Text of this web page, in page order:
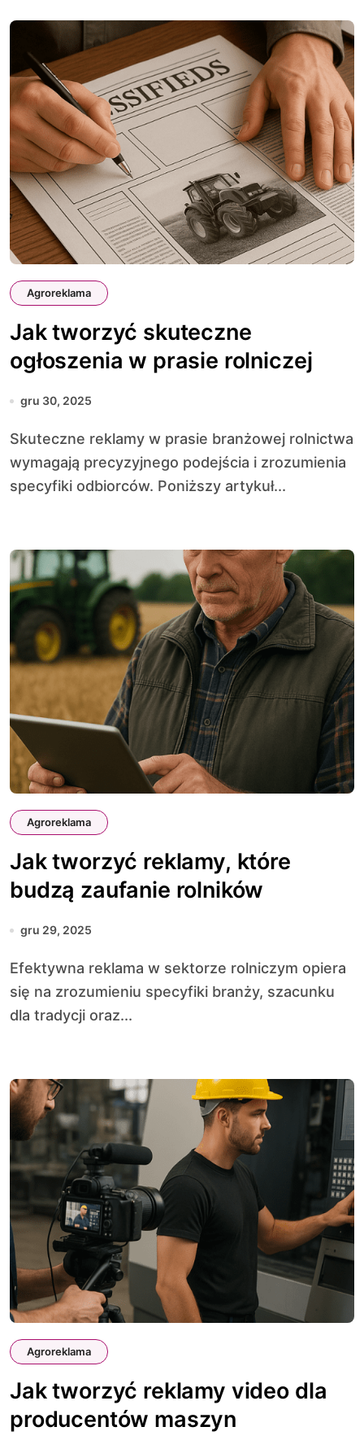
Agroreklama
Jak tworzyć skuteczne
ogłoszenia w prasie rolniczej
gru 30, 2025
Skuteczne reklamy w prasie branżowej rolnictwa
wymagają precyzyjnego podejścia i zrozumienia
specyfiki odbiorców. Poniższy artykuł...
Agroreklama
Jak tworzyć reklamy, które
budzą zaufanie rolników
gru 29, 2025
Efektywna reklama w sektorze rolniczym opiera
się na zrozumieniu specyfiki branży, szacunku
dla tradycji oraz...
Agroreklama
Jak tworzyć reklamy video dla
producentów maszyn